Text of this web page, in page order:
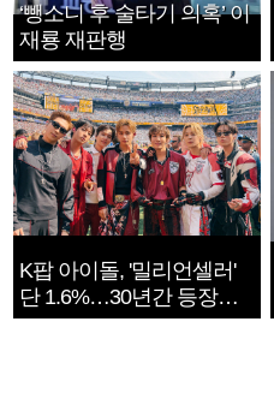
‘뺑소니 후 술타기 의혹’ 이
재룡 재판행
K팝 아이돌, '밀리언셀러'
단 1.6%…30년간 등장
1182개팀 전수조사